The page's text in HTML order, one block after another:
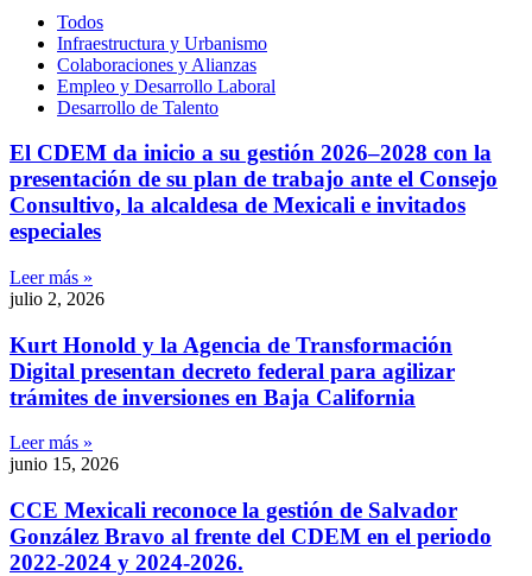
Todos
Infraestructura y Urbanismo
Colaboraciones y Alianzas
Empleo y Desarrollo Laboral
Desarrollo de Talento
El CDEM da inicio a su gestión 2026–2028 con la
presentación de su plan de trabajo ante el Consejo
Consultivo, la alcaldesa de Mexicali e invitados
especiales
Leer más »
julio 2, 2026
Kurt Honold y la Agencia de Transformación
Digital presentan decreto federal para agilizar
trámites de inversiones en Baja California
Leer más »
junio 15, 2026
CCE Mexicali reconoce la gestión de Salvador
González Bravo al frente del CDEM en el periodo
2022-2024 y 2024-2026.